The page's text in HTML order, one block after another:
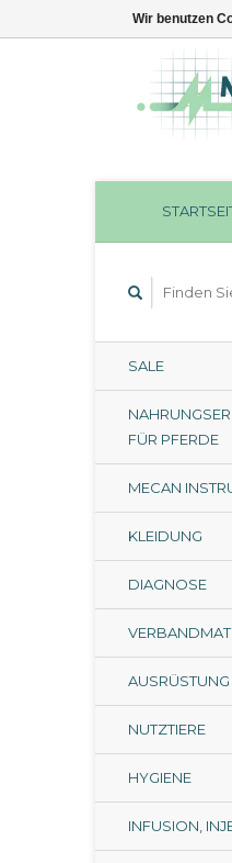
SALE
FÜR PFERDE
MECAN
KLEIDUNG
DIAGNOSE
AUSRÜSTUNG
NUTZTIERE
HYGIENE
INFUSION,
Wir benutzen